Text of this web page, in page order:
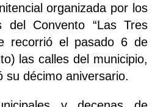
organizada por los
del Convento “Las Tres
recorrió el pasado 6 de
las calles del municipio,
su décimo aniversario.